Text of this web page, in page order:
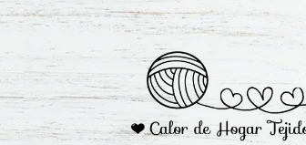
Ir
la
navegación
Ir
contenido